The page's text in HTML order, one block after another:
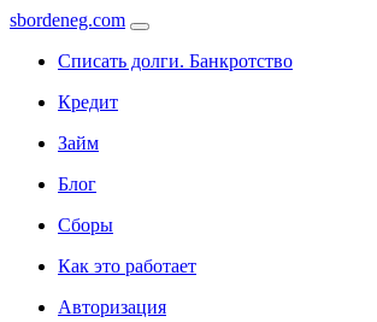
sbordeneg.com
Списать долги. Банкротство
Кредит
Займ
Блог
Сборы
Как это работает
Авторизация